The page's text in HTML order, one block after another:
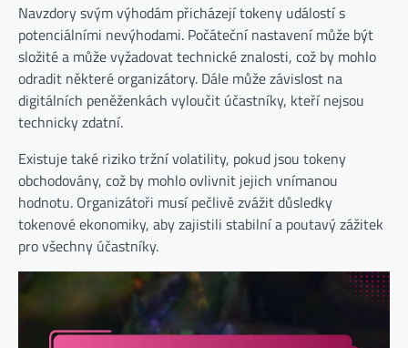
Navzdory svým výhodám přicházejí tokeny událostí s
potenciálními nevýhodami. Počáteční nastavení může být
složité a může vyžadovat technické znalosti, což by mohlo
odradit některé organizátory. Dále může závislost na
digitálních peněženkách vyloučit účastníky, kteří nejsou
technicky zdatní.
Existuje také riziko tržní volatility, pokud jsou tokeny
obchodovány, což by mohlo ovlivnit jejich vnímanou
hodnotu. Organizátoři musí pečlivě zvážit důsledky
tokenové ekonomiky, aby zajistili stabilní a poutavý zážitek
pro všechny účastníky.